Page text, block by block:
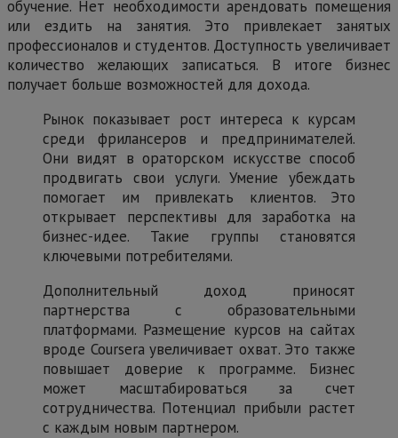
обучение. Нет необходимости арендовать помещения
или ездить на занятия. Это привлекает занятых
профессионалов и студентов. Доступность увеличивает
количество желающих записаться. В итоге бизнес
получает больше возможностей для дохода.
Рынок показывает рост интереса к курсам
среди фрилансеров и предпринимателей.
Они видят в ораторском искусстве способ
продвигать свои услуги. Умение убеждать
помогает им привлекать клиентов. Это
открывает перспективы для заработка на
бизнес-идее. Такие группы становятся
ключевыми потребителями.
Дополнительный доход приносят
партнерства с образовательными
платформами. Размещение курсов на сайтах
вроде Coursera увеличивает охват. Это также
повышает доверие к программе. Бизнес
может масштабироваться за счет
сотрудничества. Потенциал прибыли растет
с каждым новым партнером.